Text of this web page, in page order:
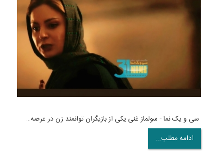
‌ سی و یک نما - سولماز غنی یکی از بازیگران توانمند زن در عرصه…
ادامه مطلب...